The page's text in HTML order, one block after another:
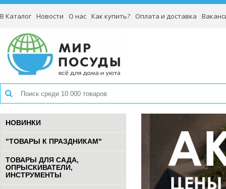
В Каталог Новости О нас Как купить? Оплата и доставка
НОВИНКИ
"ТОВАРЫ К ПРАЗДНИКАМ"
ТОВАРЫ ДЛЯ САДА,
ОПРЫСКИВАТЕЛИ,
ИНСТРУМЕНТЫ